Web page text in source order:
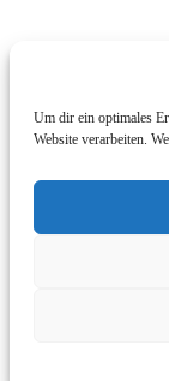
Um dir ein optimales
Website verarbeiten.